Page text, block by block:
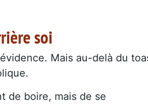
soi
Mais au-delà du
de boire, mais de se